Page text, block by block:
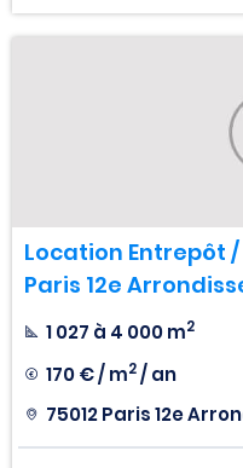
Location Entrepôt
Paris 12e
1 027 à 4 000 m2
170 € / m2/ an
75012 Paris 12e